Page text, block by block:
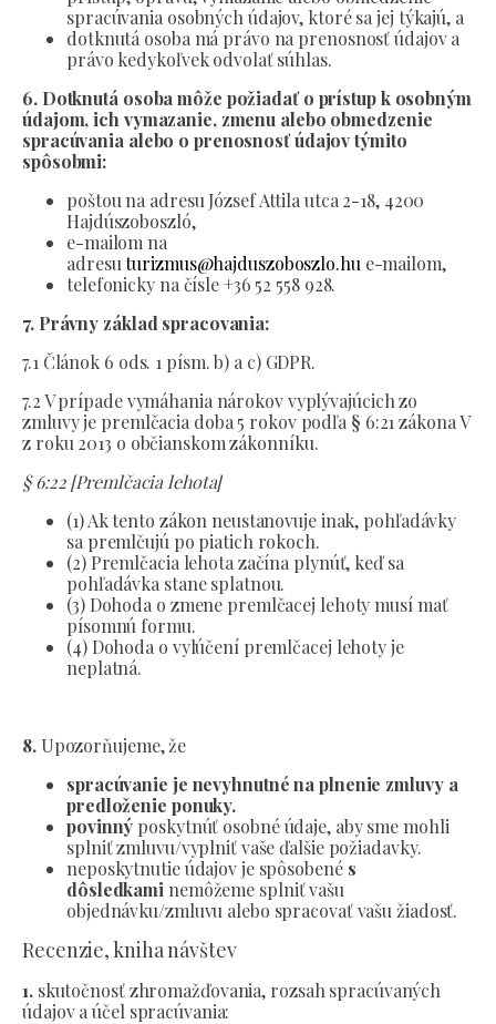
spracúvania osobných údajov, ktoré sa jej týkajú, a
dotknutá osoba má právo na prenosnosť údajov a
právo kedykoľvek odvolať súhlas.
6. Dotknutá osoba môže požiadať o prístup k osobným
údajom, ich vymazanie, zmenu alebo obmedzenie
spracúvania alebo o prenosnosť údajov týmito
spôsobmi:
poštou na adresu József Attila utca 2-18, 4200
Hajdúszoboszló,
e-mailom na
adresuturizmus@hajduszoboszlo.hu e-mailom,
telefonicky na čísle +36 52 558 928.
7. Právny základ spracovania:
7.1 Článok 6 ods. 1 písm. b) a c) GDPR.
7.2 V prípade vymáhania nárokov vyplývajúcich zo
zmluvy je premlčacia doba 5 rokov podľa § 6:21 zákona V
z roku 2013 o občianskom zákonníku.
§ 6:22 [Premlčacia lehota]
(1) Ak tento zákon neustanovuje inak, pohľadávky
sa premlčujú po piatich rokoch.
(2) Premlčacia lehota začína plynúť, keď sa
pohľadávka stane splatnou.
(3) Dohoda o zmene premlčacej lehoty musí mať
písomnú formu.
(4) Dohoda o vylúčení premlčacej lehoty je
neplatná.
8.Upozorňujeme, že
spracúvanie je nevyhnutné na plnenie zmluvy a
predloženie ponuky.
povinný poskytnúť osobné údaje, aby sme mohli
splniť zmluvu/vyplniť vaše ďalšie požiadavky.
neposkytnutie údajov je spôsobené s
dôsledkami nemôžeme splniť vašu
objednávku/zmluvu alebo spracovať vašu žiadosť.
Recenzie, kniha návštev
1.skutočnosť zhromažďovania, rozsah spracúvaných
údajov a účel spracúvania: